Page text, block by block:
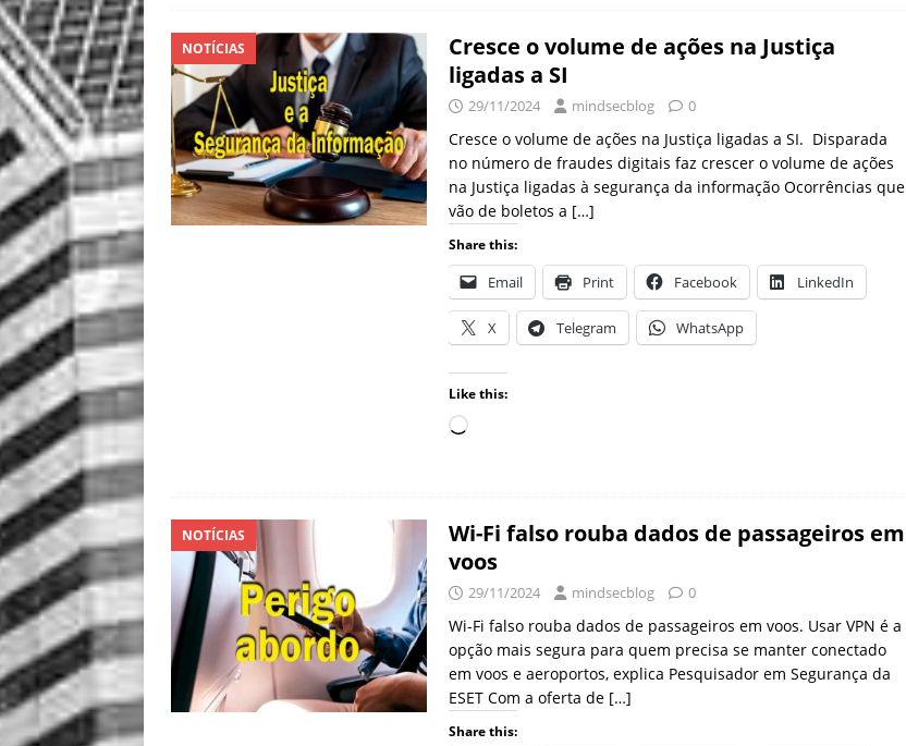
NOTÍCIAS
Cresce o volume de ações na Justiça
ligadas a SI
29/11/2024 mindsecblog 0
Cresce o volume de ações na Justiça ligadas a SI. Disparada
no número de fraudes digitais faz crescer o volume de ações
na Justiça ligadas à segurança da informação Ocorrências que
vão de boletos a […]
Share this:
Email Print Facebook LinkedIn
X Telegram WhatsApp
Like this:
NOTÍCIAS
Wi-Fi falso rouba dados de passageiros em
voos
29/11/2024 mindsecblog 0
Wi-Fi falso rouba dados de passageiros em voos. Usar VPN é a
opção mais segura para quem precisa se manter conectado
em voos e aeroportos, explica Pesquisador em Segurança da
ESET Com a oferta de […]
Share this: